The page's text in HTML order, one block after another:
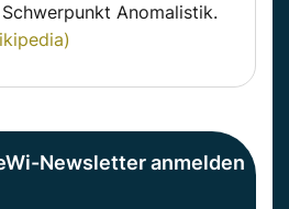
Anomalistik.
Newsletter anmelden